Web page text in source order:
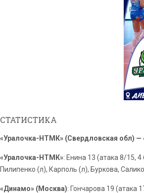
СТАТИСТИКА
«Уралочка-НТМК» (Свердловская обл) —
«Уралочка-НТМК»: Енина 13 (атака 8/15,
Пилипенко (л), Карполь (л), Буркова,
«Динамо» (Москва): Гончарова 19 (атака